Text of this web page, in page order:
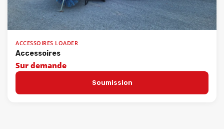
ACCESSOIRES LOADER
Accessoires
Sur demande
Soumission